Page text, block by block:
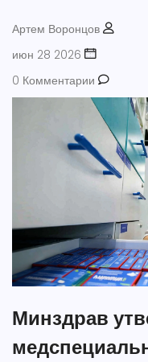
Артем Воронцов
июн 28 2026
0 Комментарии
Минздрав